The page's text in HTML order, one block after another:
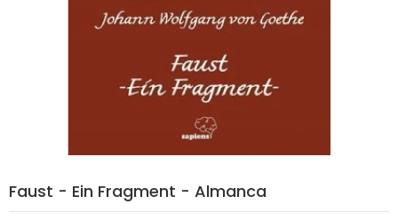
Faust - Ein Fragment - Almanca